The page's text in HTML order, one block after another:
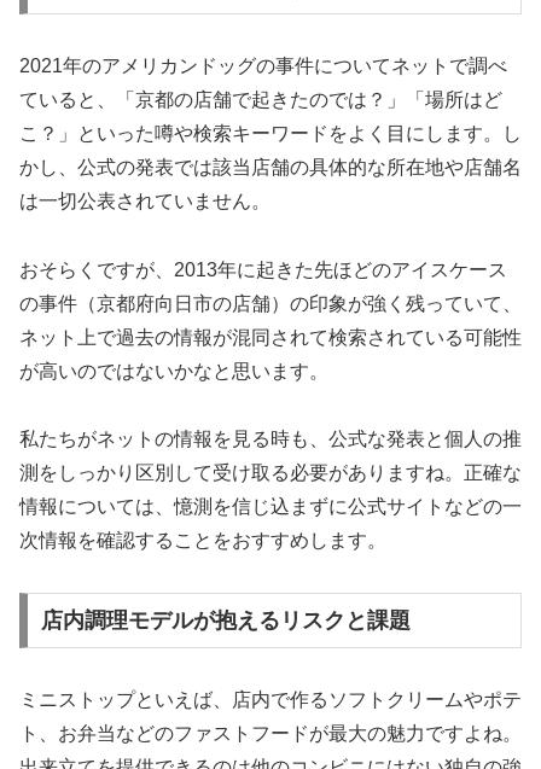
2021年のアメリカンドッグの事件についてネットで調べ
ていると、「京都の店舗で起きたのでは？」「場所はど
こ？」といった噂や検索キーワードをよく目にします。し
かし、公式の発表では該当店舗の具体的な所在地や店舗名
は一切公表されていません。
おそらくですが、2013年に起きた先ほどのアイスケース
の事件（京都府向日市の店舗）の印象が強く残っていて、
ネット上で過去の情報が混同されて検索されている可能性
が高いのではないかなと思います。
私たちがネットの情報を見る時も、公式な発表と個人の推
測をしっかり区別して受け取る必要がありますね。正確な
情報については、憶測を信じ込まずに公式サイトなどの一
次情報を確認することをおすすめします。
店内調理モデルが抱えるリスクと課題
ミニストップといえば、店内で作るソフトクリームやポテ
ト、お弁当などのファストフードが最大の魅力ですよね。